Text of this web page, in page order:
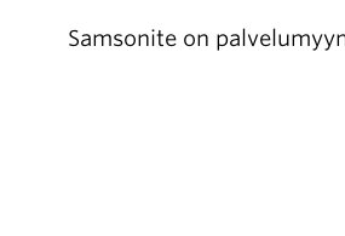
Samsonite on